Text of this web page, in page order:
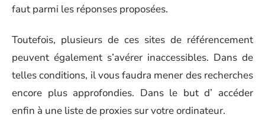
faut parmi les réponses proposées.
Toutefois, plusieurs de ces sites de référencement
peuvent également s’avérer inaccessibles. Dans de
telles conditions, il vous faudra mener des recherches
encore plus approfondies. Dans le but d’ accéder
enfin à une liste de proxies sur votre ordinateur.